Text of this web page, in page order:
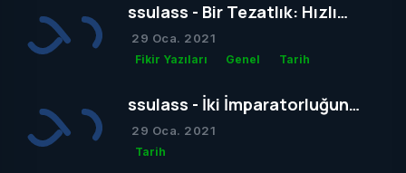
ssulass - Bir Tezatlık: Hızlı
Yaşam, Yavaş Gelişim
29 Oca. 2021
Fikir Yazıları Genel Tarih
ssulass - İki İmparatorluğun
Çağdaşlığa Giden Yolda
Birbiriyle Olan Gizli Rekabeti
29 Oca. 2021
Tarih